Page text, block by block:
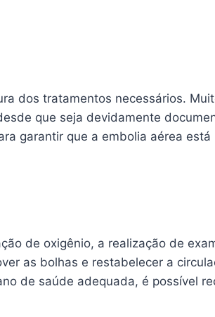
dos tratamentos necessários.
que seja devidamente
garantir que a embolia aérea está
de oxigênio, a realização de
as bolhas e restabelecer a
de saúde adequada, é possível